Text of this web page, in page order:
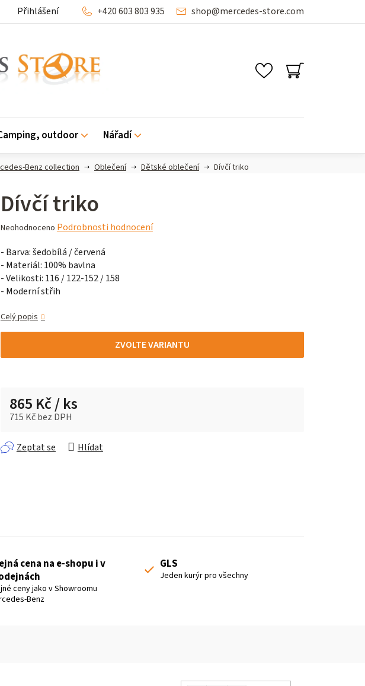
Přihlášení shop@mercedes-store.com
+420 603 803 935
NÁKUPNÍ
KOŠÍK
outdoor Nářadí
Benz collection Oblečení Dětské oblečení Dívčí triko
Dívčí triko
Průměrné
produktu
je
0,0
z 5
Neohodnoceno Podrobnosti hodnocení
- Barva: šedobílá / červená
- Materiál: 100% bavlna
- Velikosti: 116 / 122-152 / 158
- Moderní střih
Celý popis
ZVOLTE VARIANTU
865 Kč/ ks
715 Kč bez DPH
Zeptat se
Hlídat
cena na e-shopu i v
ceny jako v Showroomu
Benz
GLS
Jeden kurýr pro všechny